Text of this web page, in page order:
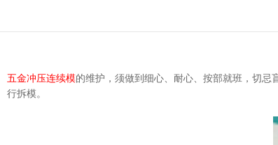
五金冲压连续模的维护，须做到细心、耐心、按部就班，切
行拆模。